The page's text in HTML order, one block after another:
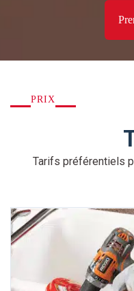
PRIX
Tarifs préférentiels